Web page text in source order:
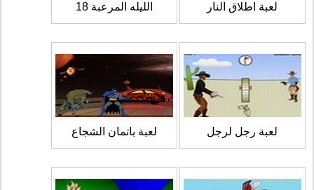
لعبة اطلاق النار الليله المرعبة 18
لعبة رجل لرجل لعبة باتمان الشجاع